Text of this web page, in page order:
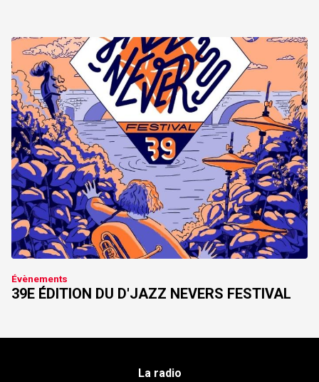
Évènements
39E ÉDITION DU D'JAZZ NEVERS FESTIVAL
La radio